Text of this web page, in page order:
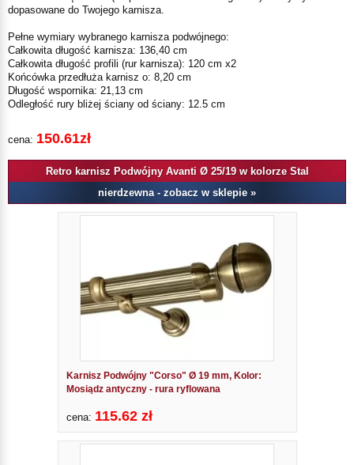
dopasowane do Twojego karnisza.
Pełne wymiary wybranego karnisza podwójnego:
Całkowita długość karnisza: 136,40 cm
Całkowita długość profili (rur karnisza): 120 cm x2
Końcówka przedłuża karnisz o: 8,20 cm
Długość wspornika: 21,13 cm
Odległość rury bliżej ściany od ściany: 12.5 cm
cena: 150.61zł
Retro karnisz Podwójny Avanti Ø 25/19 w kolorze Stal
nierdzewna - zobacz w sklepie »
Karnisz Podwójny "Corso" Ø 19 mm, Kolor:
Mosiądz antyczny - rura ryflowana
cena: 115.62 zł